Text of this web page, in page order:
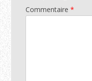
Commentaire *